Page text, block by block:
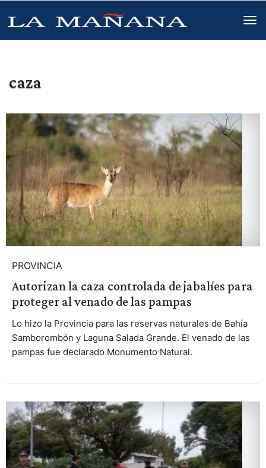
caza
PROVINCIA
Autorizan la caza controlada de jabalíes para
proteger al venado de las pampas
Lo hizo la Provincia para las reservas naturales de Bahía
Samborombón y Laguna Salada Grande. El venado de las
pampas fue declarado Monumento Natural.